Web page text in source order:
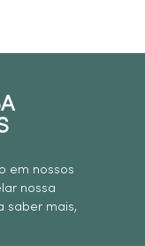
em nossos
nossa
saber mais,